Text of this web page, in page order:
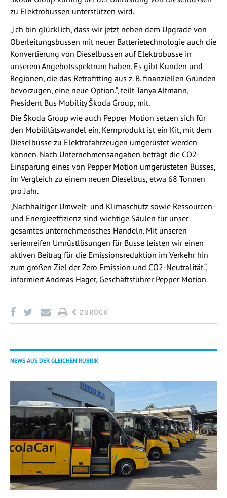
zu Elektrobussen unterstützen wird.
„Ich bin glücklich, dass wir jetzt neben dem Upgrade von
Oberleitungsbussen mit neuer Batterietechnologie auch die
Konvertierung von Dieselbussen auf Elektrobusse in
unserem Angebotsspektrum haben. Es gibt Kunden und
Regionen, die das Retrofitting aus z. B. finanziellen Gründen
bevorzugen, eine neue Option.“, teilt Tanya Altmann,
President Bus Mobility Škoda Group, mit.
Die Škoda Group wie auch Pepper Motion setzen sich für
den Mobilitätswandel ein. Kernprodukt ist ein Kit, mit dem
Dieselbusse zu Elektrofahrzeugen umgerüstet werden
können. Nach Unternehmensangaben beträgt die CO2-
Einsparung eines von Pepper Motion umgerüsteten Busses,
im Vergleich zu einem neuen Dieselbus, etwa 68 Tonnen
pro Jahr.
„Nachhaltiger Umwelt- und Klimaschutz sowie Ressourcen-
und Energieeffizienz sind wichtige Säulen für unser
gesamtes unternehmerisches Handeln. Mit unseren
serienreifen Umrüstlösungen für Busse leisten wir einen
aktiven Beitrag für die Emissionsreduktion im Verkehr hin
zum großen Ziel der Zero Emission und CO2-Neutralität.“,
informiert Andreas Hager, Geschäftsführer Pepper Motion.
ZURÜCK
NEWS AUS DER GLEICHEN RUBRIK